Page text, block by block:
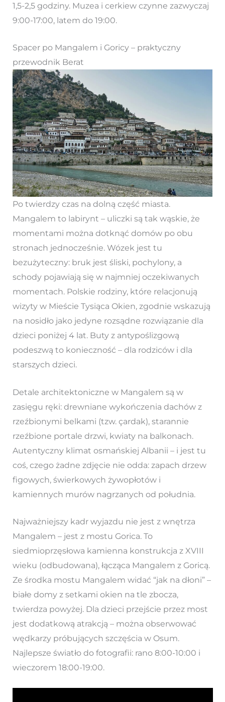
1,5-2,5 godziny. Muzea i cerkiew czynne zazwyczaj
9:00-17:00, latem do 19:00.
Spacer po Mangalem i Goricy – praktyczny
przewodnik Berat
Po twierdzy czas na dolną część miasta.
Mangalem to labirynt – uliczki są tak wąskie, że
momentami można dotknąć domów po obu
stronach jednocześnie. Wózek jest tu
bezużyteczny: bruk jest śliski, pochylony, a
schody pojawiają się w najmniej oczekiwanych
momentach. Polskie rodziny, które relacjonują
wizyty w Mieście Tysiąca Okien, zgodnie wskazują
na nosidło jako jedyne rozsądne rozwiązanie dla
dzieci poniżej 4 lat. Buty z antypoślizgową
podeszwą to konieczność – dla rodziców i dla
starszych dzieci.
Detale architektoniczne w Mangalem są w
zasięgu ręki: drewniane wykończenia dachów z
rzeźbionymi belkami (tzw. çardak), starannie
rzeźbione portale drzwi, kwiaty na balkonach.
Autentyczny klimat osmańskiej Albanii – i jest tu
coś, czego żadne zdjęcie nie odda: zapach drzew
figowych, świerkowych żywopłotów i
kamiennych murów nagrzanych od południa.
Najważniejszy kadr wyjazdu nie jest z wnętrza
Mangalem – jest z mostu Gorica. To
siedmioprzęsłowa kamienna konstrukcja z XVIII
wieku (odbudowana), łącząca Mangalem z Goricą.
Ze środka mostu Mangalem widać “jak na dłoni” –
białe domy z setkami okien na tle zbocza,
twierdza powyżej. Dla dzieci przejście przez most
jest dodatkową atrakcją – można obserwować
wędkarzy próbujących szczęścia w Osum.
Najlepsze światło do fotografii: rano 8:00-10:00 i
wieczorem 18:00-19:00.